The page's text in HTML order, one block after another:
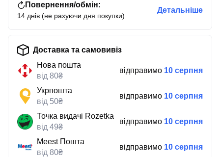
Повернення/обмін:
14 днів (не рахуючи дня покупки)
Детальніше
Доставка та самовивіз
Нова пошта
від 80₴
відправимо 10 серпня
Укрпошта
від 50₴
відправимо 10 серпня
Точка видачі Rozetka
від 49₴
відправимо 10 серпня
Meest Пошта
від 80₴
відправимо 10 серпня